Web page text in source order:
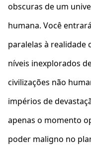
obscuras de um
humana. Você
paralelas à realidade
níveis inexplorados
civilizações não
impérios de
apenas o momento
poder maligno no